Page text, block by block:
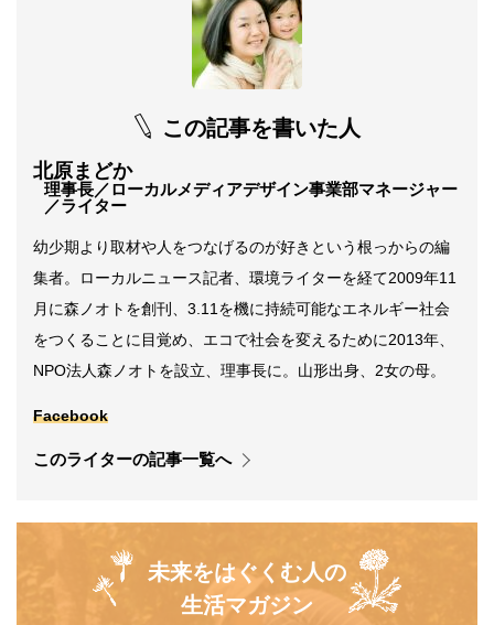
この記事を書いた人
北原まどか
理事長／ローカルメディアデザイン事業部マネージャー
／ライター
幼少期より取材や人をつなげるのが好きという根っからの編
集者。ローカルニュース記者、環境ライターを経て2009年11
月に森ノオトを創刊、3.11を機に持続可能なエネルギー社会
をつくることに目覚め、エコで社会を変えるために2013年、
NPO法人森ノオトを設立、理事長に。山形出身、2女の母。
Facebook
このライターの記事一覧へ
未来をはぐくむ人の
生活マガジン